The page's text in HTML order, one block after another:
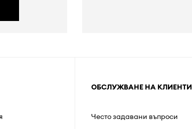
ОБСЛУЖВАНЕ НА КЛИЕНТИ
Често задавани въпроси